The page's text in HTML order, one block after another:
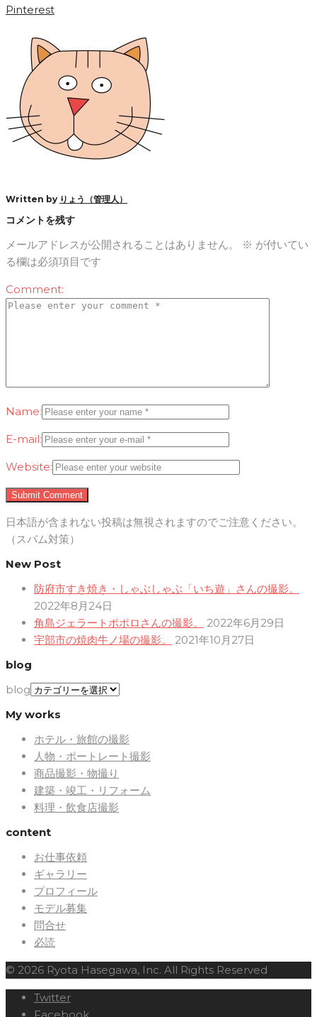
Pinterest
Written by りょう（管理人）
コメントを残す
メールアドレスが公開されることはありません。 ※ が付いてい
る欄は必須項目です
Comment:
Name:
E-mail:
Website:
日本語が含まれない投稿は無視されますのでご注意ください。
（スパム対策）
New Post
防府市すき焼き・しゃぶしゃぶ「いち遊」さんの撮影。
2022年8月24日
角島ジェラートポポロさんの撮影。
2022年6月29日
宇部市の焼肉牛ノ場の撮影。
2021年10月27日
blog
blog
My works
ホテル・旅館の撮影
人物・ポートレート撮影
商品撮影・物撮り
建築・竣工・リフォーム
料理・飲食店撮影
content
お仕事依頼
ギャラリー
プロフィール
モデル募集
問合せ
必読
© 2026 Ryota Hasegawa, Inc. All Rights Reserved
Twitter
Facebook